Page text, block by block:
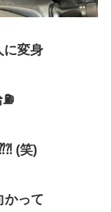
に変身
⛽️
(笑)
かって